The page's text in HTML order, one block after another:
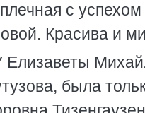
с
Красива и
Елизаветы
была